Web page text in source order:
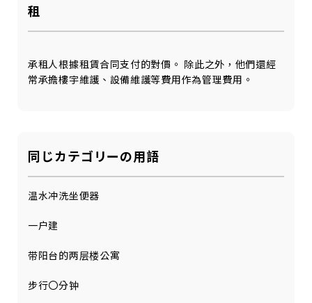
租
承租人根據租賃合同支付的對價。 除此之外，他們還經
常承擔樓宇維護、設備維護等費用作為管理費用。
同じカテゴリーの用語
温水冲洗坐便器
一户建
带阳台的两层楼公寓
步行〇分钟